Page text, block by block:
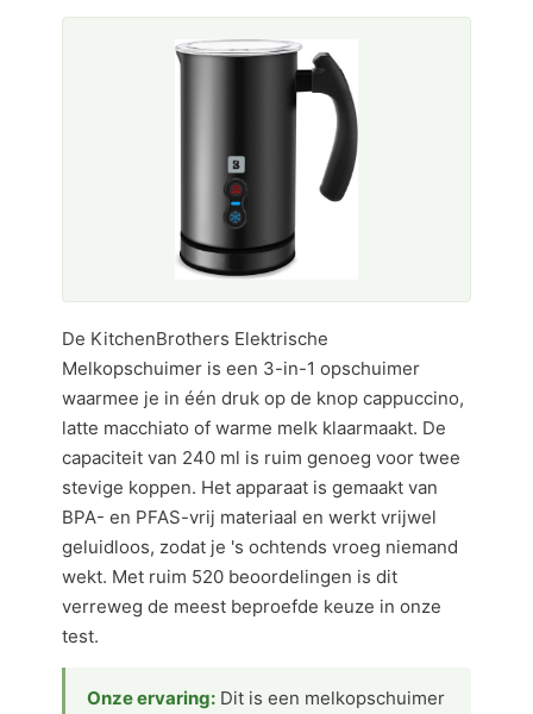
De KitchenBrothers Elektrische
Melkopschuimer is een 3-in-1 opschuimer
waarmee je in één druk op de knop cappuccino,
latte macchiato of warme melk klaarmaakt. De
capaciteit van 240 ml is ruim genoeg voor twee
stevige koppen. Het apparaat is gemaakt van
BPA- en PFAS-vrij materiaal en werkt vrijwel
geluidloos, zodat je 's ochtends vroeg niemand
wekt. Met ruim 520 beoordelingen is dit
verreweg de meest beproefde keuze in onze
test.
Onze ervaring: Dit is een melkopschuimer